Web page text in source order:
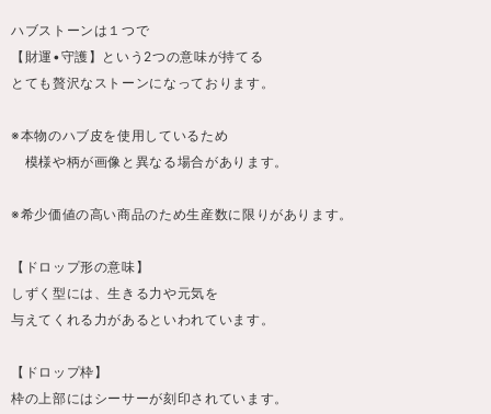
ハブストーンは１つで
【財運•守護】という2つの意味が持てる
とても贅沢なストーンになっております。
※本物のハブ皮を使用しているため
模様や柄が画像と異なる場合があります。
※希少価値の高い商品のため生産数に限りがあります。
【ドロップ形の意味】
しずく型には、生きる力や元気を
与えてくれる力があるといわれています。
【ドロップ枠】
枠の上部にはシーサーが刻印されています。